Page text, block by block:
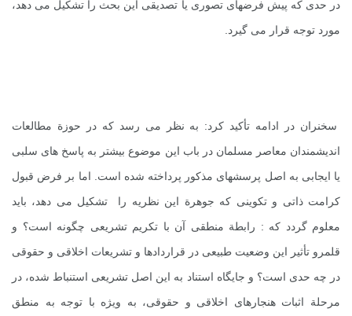
در حدی که پیش فرضهای تصوری یا تصدیقی این بحث را تشکیل می دهد،
مورد توجه قرار می گیرد.
سخنران در ادامه تأکید کرد: به نظر می رسد که در حوزة مطالعات
اندیشمندان معاصر مسلمان در باب این موضوع بیشتر به پاسخ های سلبی
یا ایجابی به اصل پرسشهای مذکور پرداخته شده است. اما بر فرض قبول
کرامت ذاتی و تکوینی که جوهرة این نظریه را تشکیل می دهد، باید
معلوم گردد که : رابطة منطقی آن با تکریم تشریعی چگونه است؟ و
قلمرو تأثیر این وضعیت طبیعی در قراردادها و تشریعات اخلاقی و حقوقی
در چه حدی است؟ و جایگاه استناد به این اصل تشریعی استنباط شده، در
مرحلة اثبات هنجارهای اخلاقی و حقوقی، به ویژه با توجه به منطق